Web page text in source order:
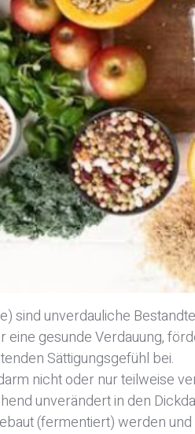
sind unverdauliche
eine gesunde Verdauung,
Sättigungsgefühl bei.
nicht oder nur teilweise
unverändert in den
(fermentiert) werden
Lesen Sie